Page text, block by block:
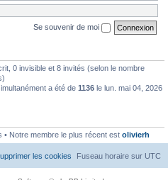
Se souvenir de moi
0 invisible et 8 invités (selon le nombre
a été de 1136 le lun. mai 04, 2026
• Notre membre le plus récent est olivierh
Fuseau horaire sur UTC
les cookies